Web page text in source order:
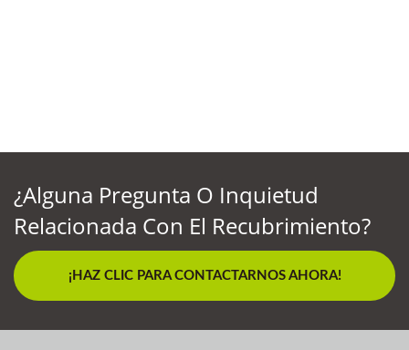
¿Alguna Pregunta O Inquietud
Relacionada Con El Recubrimiento?
¡HAZ CLIC PARA CONTACTARNOS AHORA!